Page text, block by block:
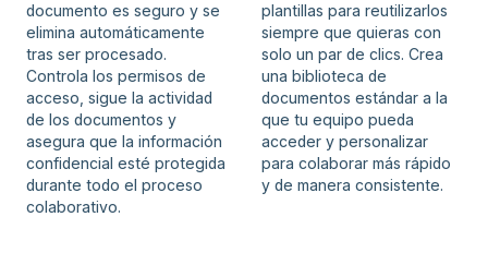
documento es seguro y se
elimina automáticamente
tras ser procesado.
Controla los permisos de
acceso, sigue la actividad
de los documentos y
asegura que la información
confidencial esté protegida
durante todo el proceso
colaborativo.
plantillas para reutilizarlos
siempre que quieras con
solo un par de clics. Crea
una biblioteca de
documentos estándar a la
que tu equipo pueda
acceder y personalizar
para colaborar más rápido
y de manera consistente.